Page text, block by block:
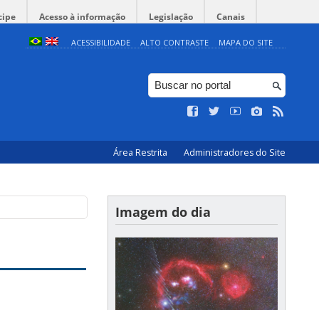
Acesso à informação Legislação Canais
ACESSIBILIDADE ALTO CONTRASTE MAPA DO SITE
Área Restrita Administradores do Site
Imagem do dia